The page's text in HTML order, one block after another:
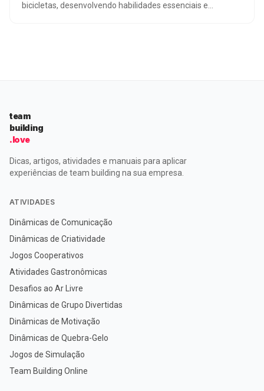
bicicletas, desenvolvendo habilidades essenciais e
team
building
.love
Dicas, artigos, atividades e manuais para aplicar
experiências de team building na sua empresa.
ATIVIDADES
Dinâmicas de Comunicação
Dinâmicas de Criatividade
Jogos Cooperativos
Atividades Gastronômicas
Desafios ao Ar Livre
Dinâmicas de Grupo Divertidas
Dinâmicas de Motivação
Dinâmicas de Quebra-Gelo
Jogos de Simulação
Team Building Online